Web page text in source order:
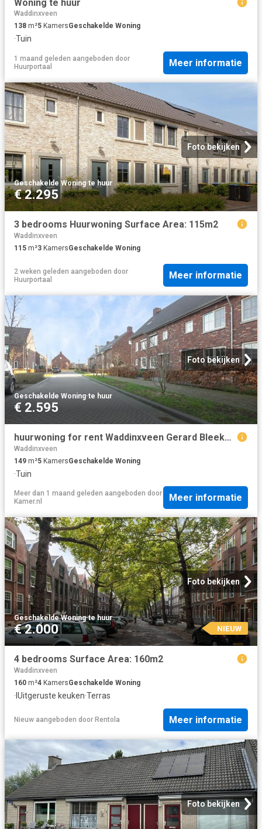
Woning te huur
Waddinxveen
138 m²5 KamersGeschakelde Woning
·Tuin
1 maand geleden aangeboden door
Huurportaal
Meer informatie
Foto bekijken
Geschakelde Woning·te huur
€ 2.295
3 bedrooms Huurwoning Surface Area: 115m2
Waddinxveen
115 m²3 KamersGeschakelde Woning
2 weken geleden aangeboden door
Huurportaal
Meer informatie
Foto bekijken
Geschakelde Woning·te huur
€ 2.595
huurwoning for rent Waddinxveen Gerard Bleekerstraat
Waddinxveen
149 m²5 KamersGeschakelde Woning
·Tuin
Meer dan 1 maand geleden aangeboden door
Kamer.nl
Meer informatie
Foto bekijken
Geschakelde Woning·te huur
€ 2.000 NIEUW
4 bedrooms Surface Area: 160m2
Waddinxveen
160 m²4 KamersGeschakelde Woning
· IUitgeruste keuken·Terras
Nieuw aangeboden door Rentola Meer informatie
Foto bekijken